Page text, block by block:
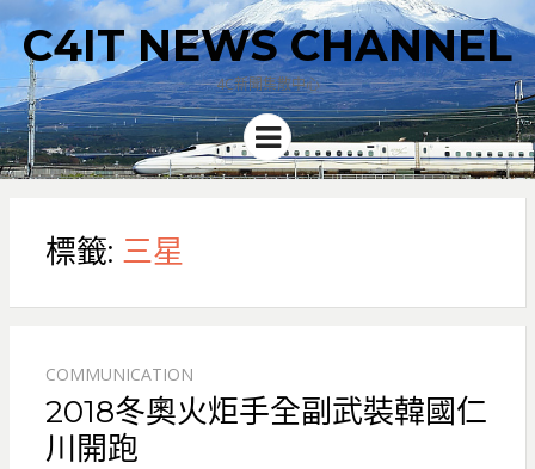
C4IT NEWS CHANNEL
4C新聞集散中心
Menu
標籤: 三星
COMMUNICATION
2018冬奧火炬手全副武裝韓國仁
川開跑